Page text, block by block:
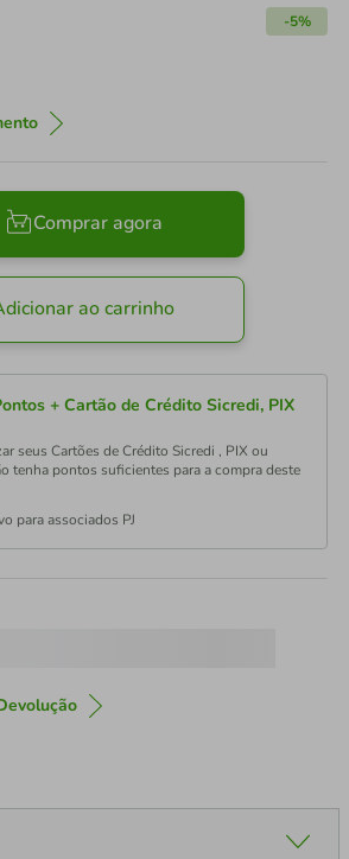
-5%
Comprar agora
ao carrinho
+ Cartão de Crédito Sicredi, PIX
seus Cartões de Crédito Sicredi , PIX ou
tenha pontos suficientes para a compra deste
para associados PJ